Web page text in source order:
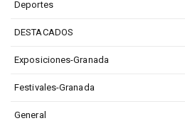
Deportes
DESTACADOS
Exposiciones-Granada
Festivales-Granada
General